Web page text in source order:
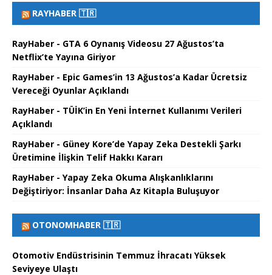
RAYHABER 🇹🇷
RayHaber - GTA 6 Oynanış Videosu 27 Ağustos’ta
Netflix’te Yayına Giriyor
RayHaber - Epic Games’in 13 Ağustos’a Kadar Ücretsiz
Vereceği Oyunlar Açıklandı
RayHaber - TÜİK’in En Yeni İnternet Kullanımı Verileri
Açıklandı
RayHaber - Güney Kore’de Yapay Zeka Destekli Şarkı
Üretimine İlişkin Telif Hakkı Kararı
RayHaber - Yapay Zeka Okuma Alışkanlıklarını
Değiştiriyor: İnsanlar Daha Az Kitapla Buluşuyor
OTONOMHABER 🇹🇷
Otomotiv Endüstrisinin Temmuz İhracatı Yüksek
Seviyeye Ulaştı